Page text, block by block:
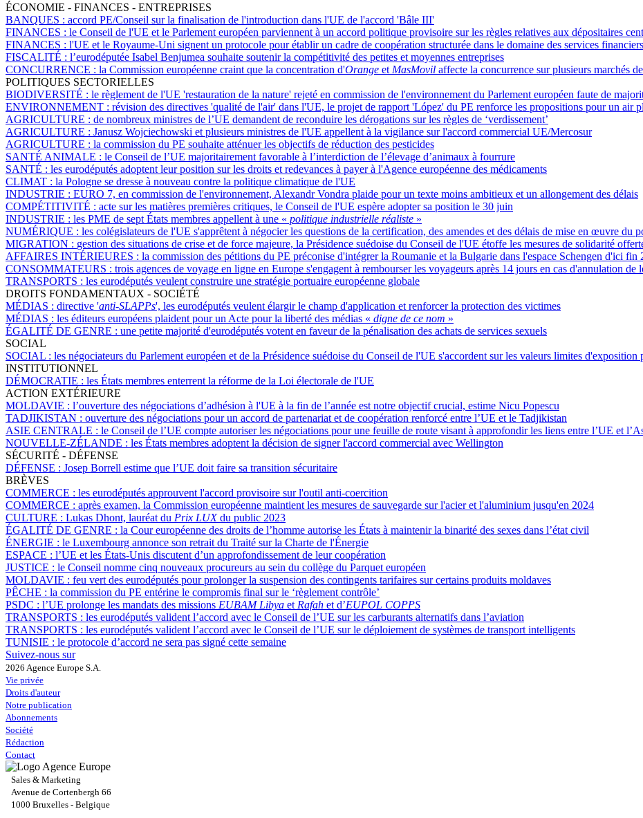
ÉCONOMIE - FINANCES - ENTREPRISES
BANQUES : accord PE/Conseil sur la finalisation de l'introduction dans l'UE de l'accord 'Bâle III'
FINANCES : le Conseil de l'UE et le Parlement européen parviennent à un accord politique provisoire sur les règles relatives aux dépositaires
FINANCES : l'UE et le Royaume-Uni signent un protocole pour établir un cadre de coopération structurée dans le domaine des services financiers
FISCALITÉ : l’eurodéputée Isabel Benjumea souhaite soutenir la compétitivité des petites et moyennes entreprises
CONCURRENCE : la Commission européenne craint que la concentration d'Orange et MasMovil affecte la concurrence sur plusieurs marchés
POLITIQUES SECTORIELLES
BIODIVERSITÉ : le règlement de l'UE 'restauration de la nature' rejeté en commission de l'environnement du Parlement européen faute de
ENVIRONNEMENT : révision des directives 'qualité de l'air' dans l'UE, le projet de rapport 'López' du PE renforce les propositions pour un air
AGRICULTURE : de nombreux ministres de l’UE demandent de reconduire les dérogations sur les règles de ‘verdissement’
AGRICULTURE : Janusz Wojciechowski et plusieurs ministres de l'UE appellent à la vigilance sur l'accord commercial UE/Mercosur
AGRICULTURE : la commission du PE souhaite atténuer les objectifs de réduction des pesticides
SANTÉ ANIMALE : le Conseil de l’UE majoritairement favorable à l’interdiction de l’élevage d’animaux à fourrure
SANTÉ : les eurodéputés adoptent leur position sur les droits et redevances à payer à l'Agence européenne des médicaments
CLIMAT : la Pologne se dresse à nouveau contre la politique climatique de l'UE
INDUSTRIE : EURO 7, en commission de l'environnement, Alexandr Vondra plaide pour un texte moins ambitieux et un allongement des délais
COMPÉTITIVITÉ : acte sur les matières premières critiques, le Conseil de l'UE espère adopter sa position le 30 juin
INDUSTRIE : les PME de sept États membres appellent à une « politique industrielle réaliste »
NUMÉRIQUE : les colégislateurs de l'UE s'apprêtent à négocier les questions de la certification, des amendes et des délais de mise en œuvre du
MIGRATION : gestion des situations de crise et de force majeure, la Présidence suédoise du Conseil de l'UE étoffe les mesures de solidarité
AFFAIRES INTÉRIEURES : la commission des pétitions du PE préconise d'intégrer la Roumanie et la Bulgarie dans l'espace Schengen d'ici fin
CONSOMMATEURS : trois agences de voyage en ligne en Europe s'engagent à rembourser les voyageurs après 14 jours en cas d'annulation de
TRANSPORTS : les eurodéputés veulent construire une stratégie portuaire européenne globale
DROITS FONDAMENTAUX - SOCIÉTÉ
MÉDIAS : directive 'anti-SLAPPs', les eurodéputés veulent élargir le champ d'application et renforcer la protection des victimes
MÉDIAS : les éditeurs européens plaident pour un Acte pour la liberté des médias « digne de ce nom »
ÉGALITÉ DE GENRE : une petite majorité d'eurodéputés votent en faveur de la pénalisation des achats de services sexuels
SOCIAL
SOCIAL : les négociateurs du Parlement européen et de la Présidence suédoise du Conseil de l'UE s'accordent sur les valeurs limites d'exposition
INSTITUTIONNEL
DÉMOCRATIE : les États membres enterrent la réforme de la Loi électorale de l'UE
ACTION EXTÉRIEURE
MOLDAVIE : l’ouverture des négociations d’adhésion à l'UE à la fin de l’année est notre objectif crucial, estime Nicu Popescu
TADJIKISTAN : ouverture des négociations pour un accord de partenariat et de coopération renforcé entre l’UE et le Tadjikistan
ASIE CENTRALE : le Conseil de l’UE compte autoriser les négociations pour une feuille de route visant à approfondir les liens entre l’UE et
NOUVELLE-ZÉLANDE : les États membres adoptent la décision de signer l'accord commercial avec Wellington
SÉCURITÉ - DÉFENSE
DÉFENSE : Josep Borrell estime que l’UE doit faire sa transition sécuritaire
BRÈVES
COMMERCE : les eurodéputés approuvent l'accord provisoire sur l'outil anti-coercition
COMMERCE : après examen, la Commission européenne maintient les mesures de sauvegarde sur l'acier et l'aluminium jusqu'en 2024
CULTURE : Lukas Dhont, lauréat du Prix LUXdu public 2023
ÉGALITÉ DE GENRE : la Cour européenne des droits de l’homme autorise les États à maintenir la binarité des sexes dans l’état civil
ÉNERGIE : le Luxembourg annonce son retrait du Traité sur la Charte de l'Énergie
ESPACE : l’UE et les États-Unis discutent d’un approfondissement de leur coopération
JUSTICE : le Conseil nomme cinq nouveaux procureurs au sein du collège du Parquet européen
MOLDAVIE : feu vert des eurodéputés pour prolonger la suspension des contingents tarifaires sur certains produits moldaves
PÊCHE : la commission du PE entérine le compromis final sur le ‘règlement contrôle’
PSDC : l’UE prolonge les mandats des missions EUBAM Libya et Rafah et d’EUPOL COPPS
TRANSPORTS : les eurodéputés valident l’accord avec le Conseil de l’UE sur les carburants alternatifs dans l’aviation
TRANSPORTS : les eurodéputés valident l’accord avec le Conseil de l’UE sur le déploiement de systèmes de transport intelligents
TUNISIE : le protocole d’accord ne sera pas signé cette semaine
Suivez-nous sur
2026 Agence Europe S.A.
Vie privée
Droits d'auteur
Notre publication
Abonnements
Société
Rédaction
Contact
Sales & Marketing
Avenue de Cortenbergh 66
1000 Bruxelles - Belgique